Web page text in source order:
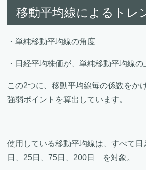
移動平均線によるト
・単純移動平均線の角度
・日経平均株価が、単純移動平均線
この2つに、移動平均線毎の係数をか
強弱ポイントを算出しています。
使用している移動平均線は、すべて
日、25日、75日、200日 を対象。